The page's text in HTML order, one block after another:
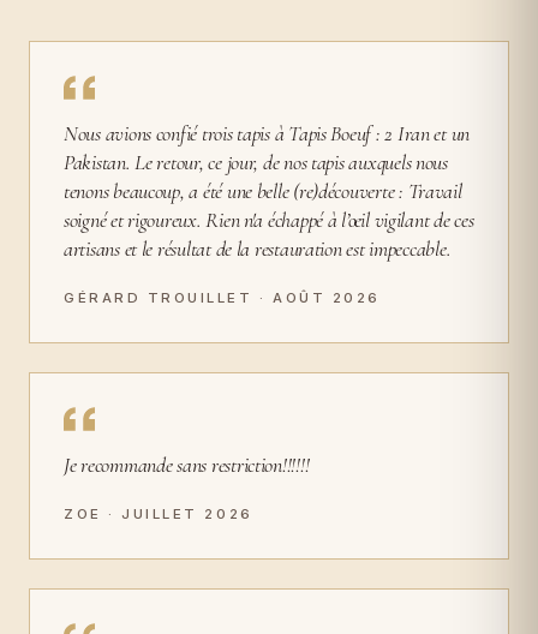
Nous avions confié trois tapis à Tapis Boeuf : 2 Iran et un
Pakistan. Le retour, ce jour, de nos tapis auxquels nous
tenons beaucoup, a été une belle (re)découverte : Travail
soigné et rigoureux. Rien n'a échappé à l’œil vigilant de ces
artisans et le résultat de la restauration est impeccable.
GÉRARD TROUILLET · AOÛT 2026
Je recommande sans restriction!!!!!!
ZOE · JUILLET 2026